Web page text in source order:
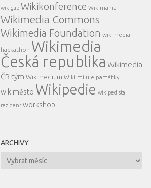
wikigap Wikikonference Wikimania
Wikimedia Commons
Wikimedia Foundation wikimedia
hackathon Wikimedia
Česká republika Wikimedia
ČR tým Wikimedium Wiki miluje památky
wikiměsto Wikipedie wikipedista
rezident workshop
ARCHIVY
Archivy